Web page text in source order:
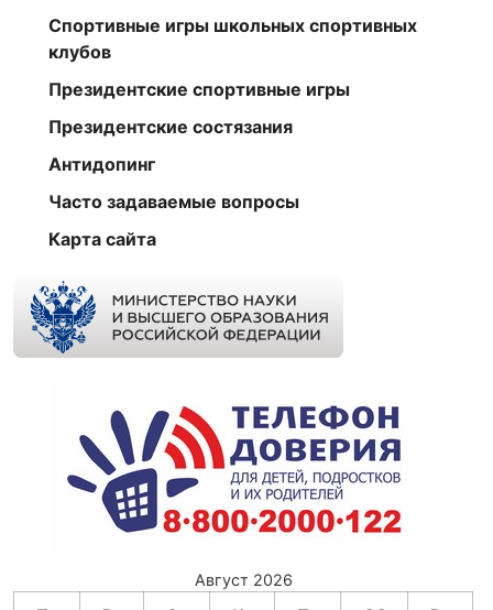
Спортивные игры школьных спортивных
клубов
Президентские спортивные игры
Президентские состязания
Антидопинг
Часто задаваемые вопросы
Карта сайта
Август 2026